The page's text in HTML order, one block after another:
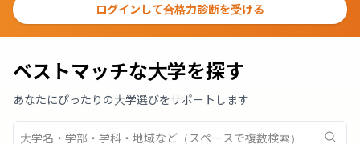
ログインして合格力診断を受ける
ベストマッチな大学を探す
あなたにぴったりの大学選びをサポートします